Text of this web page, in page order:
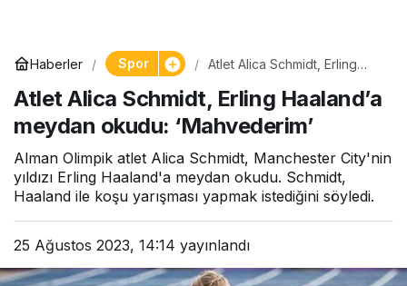
Haberler Spor
Atlet Alica Schmidt, Erling
‘Mahvederim’
Atlet Alica Schmidt, Erling Haaland’a
meydan okudu: ‘Mahvederim’
Alman Olimpik atlet Alica Schmidt, Manchester City'nin
yıldızı Erling Haaland'a meydan okudu. Schmidt,
Haaland ile koşu yarışması yapmak istediğini söyledi.
25 Ağustos 2023, 14:14 yayınlandı